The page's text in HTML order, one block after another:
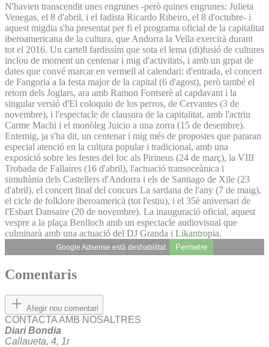
N'havien transcendit unes engrunes -però quines engrunes: Julieta
Venegas, el 8 d'abril, i el fadista Ricardo Ribeiro, el 8 d'octubre- i
aquest migdia s'ha presentat per fi el programa oficial de la capitalitat
iberoamericana de la cultura, que Andorra la Vella exercirà durant
tot el 2016. Un cartell fardissím que sota el lema (di)fusió de cultures
inclou de moment un centenar i mig d'activitats, i amb un grpat de
dates que convé marcar en vermell al calendari: d'entrada, el concert
de Fangoria a la festa major de la capital (6 d'agost), però també el
retorn dels Joglars, ara amb Ramon Fontserè al capdavant i la
singular versió d'El coloquio de los perros, de Cervantes (3 de
novembre), i l'espectacle de clausura de la capitalitat, amb l'actriu
Carme Machi i el monòleg Juicio a una zorra (15 de desembre).
Entemig, ja s'ha dit, un centenar i mig més de propostes que pararan
especial atenció en la cultura popular i tradicional, amb una
exposició sobre les festes del foc als Pirineus (24 de març), la VIII
Trobada de Fallaires (16 d'abril), l'actuació transoceànica i
simultània dels Castellers d'Andorra i els de Santiago de Xile (23
d'abril), el concert final del concurs La sardana de l'any (7 de maig),
el cicle de folklore iberoamericà (tot l'estiu), i el 35è aniversari de
l'Esbart Dansaire (20 de novembre). La inauguració oficial, aquest
vespre a la plaça Benlloch amb un espectacle audiovisual que
culminarà amb una actuació del DJ Granda i Likantropia.
Google Adsense està deshabilitat. Permetre
Comentaris
Afegir nou comentari
CONTACTA AMB NOSALTRES
Diari Bondia
Callaueta, 4, 1r